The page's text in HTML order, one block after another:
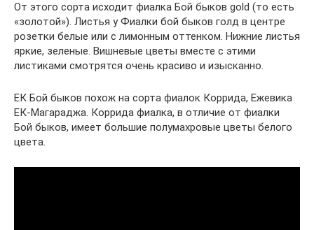
От этого сорта исходит фиалка Бой быков gold (то есть
«золотой»). Листья у Фиалки бой быков голд в центре
розетки белые или с лимонным оттенком. Нижние листья
яркие, зеленые. Вишневые цветы вместе с этими
листиками смотрятся очень красиво и изысканно.
ЕК Бой быков похож на сорта фиалок Коррида, Ежевика
ЕК-Магараджа. Коррида фиалка, в отличие от фиалки
Бой быков, имеет большие полумахровые цветы белого
цвета.